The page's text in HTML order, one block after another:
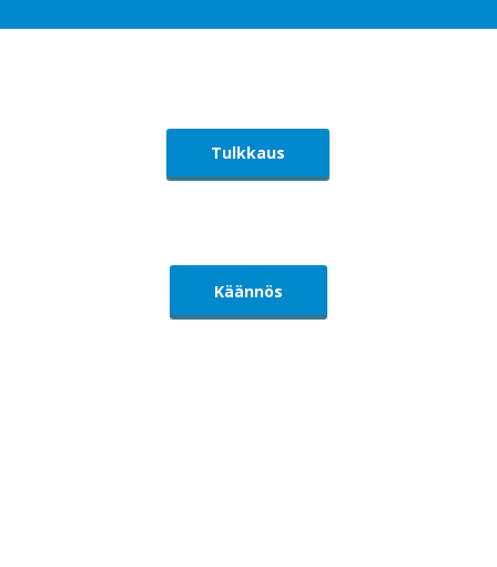
Tulkkaus
Käännös